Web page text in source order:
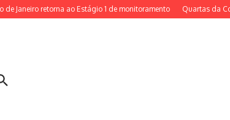
retorna ao Estágio 1 de monitoramento Quartas da Copa